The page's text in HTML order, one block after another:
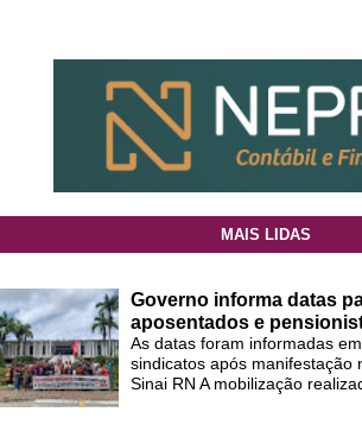
MAIS LIDAS
Governo informa datas
aposentados e
As datas foram informadas
sindicatos após manifestação
Sinai RN A mobilização